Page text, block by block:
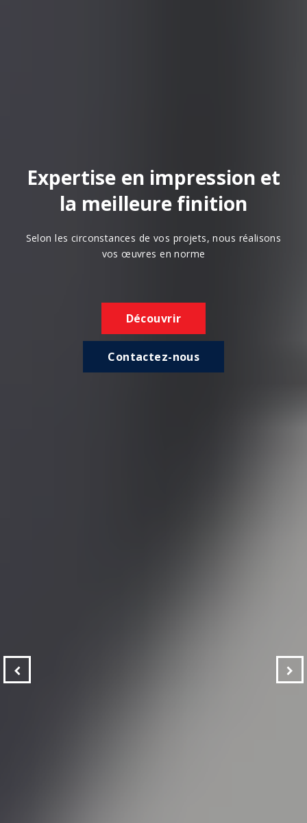
Expertise en impression et
la meilleure finition
Selon les circonstances de vos projets, nous réalisons
vos œuvres en norme
Découvrir
Contactez-nous